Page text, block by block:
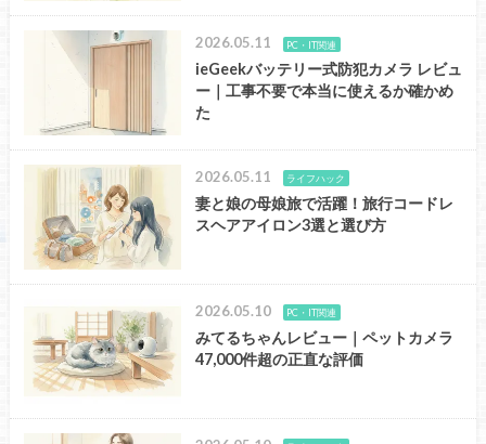
2026.05.11 PC・IT関連
ieGeekバッテリー式防犯カメラ レビュ
ー｜工事不要で本当に使えるか確かめ
た
2026.05.11 ライフハック
妻と娘の母娘旅で活躍！旅行コードレ
スヘアアイロン3選と選び方
2026.05.10 PC・IT関連
みてるちゃんレビュー｜ペットカメラ
47,000件超の正直な評価